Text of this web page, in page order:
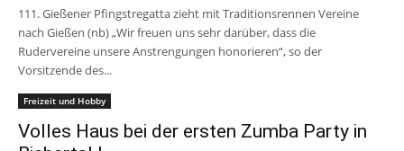
111. Gießener Pfingstregatta zieht mit Traditionsrennen Vereine
nach Gießen (nb) „Wir freuen uns sehr darüber, dass die
Rudervereine unsere Anstrengungen honorieren“, so der
Vorsitzende des...
Freizeit und Hobby
Volles Haus bei der ersten Zumba Party in